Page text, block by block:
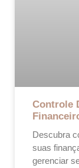
Controle
Descubra
suas
gerenciar